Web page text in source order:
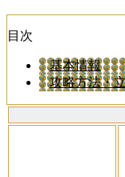
目次
基本情報
攻略方法・